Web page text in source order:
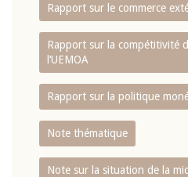
Rapport sur le commerce
Rapport sur la compétitivité
l‘UEMOA
Rapport sur la politique
Note thématique
Note sur la situation de la